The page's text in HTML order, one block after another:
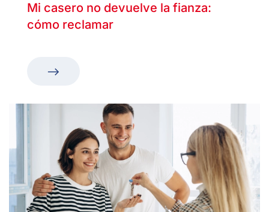
Mi casero no devuelve la fianza:
cómo reclamar